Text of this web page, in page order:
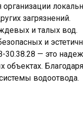
организации
загрязнений.
и талых вод.
и
30.38.28 — это
объектах.
водоотвода.